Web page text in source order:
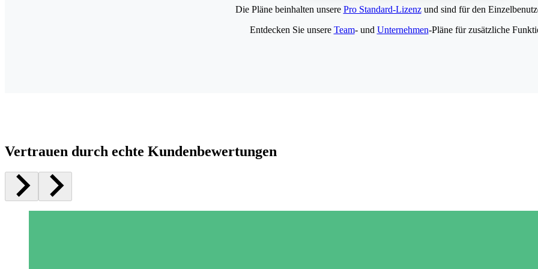
Die Pläne beinhalten unsere Pro Standard-Lizenzund sind für den
Entdecken Sie unsere Team- und Unternehmen-Pläne für zusätzliche
Vertrauen durch echte Kundenbewertungen